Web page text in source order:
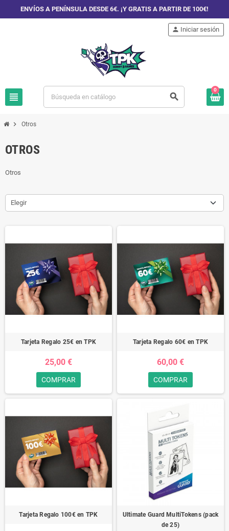
ENVÍOS A PENÍNSULA DESDE 6€. ¡Y GRATIS A PARTIR DE 100€!
view_headline search
person Iniciar sesión
0
chevron_right Otros
OTROS
Otros
Elegir
Tarjeta Regalo 25€ en TPK
25,00 €
COMPRAR
Tarjeta Regalo 60€ en TPK
60,00 €
COMPRAR
Tarjeta Regalo 100€ en TPK
Ultimate Guard MultiTokens (pack
de 25)